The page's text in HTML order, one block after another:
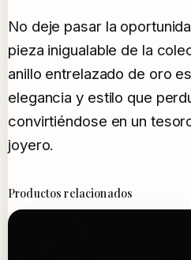
No deje pasar la
pieza inigualable de la
anillo entrelazado de oro
elegancia y estilo que
convirtiéndose en un
joyero.
Productos relacionados